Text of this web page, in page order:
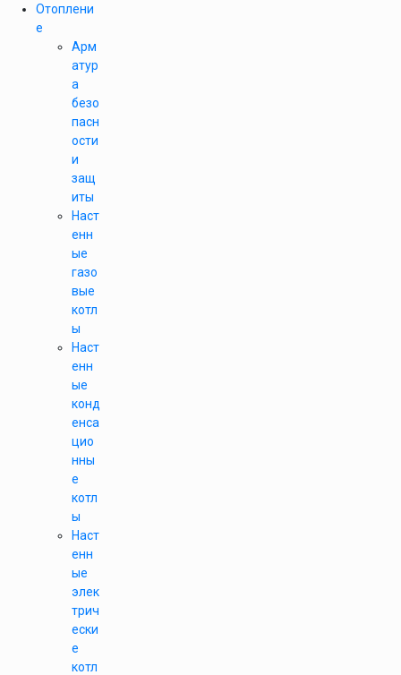
Отоплени
е
Арм
атур
а
безо
пасн
ости
и
защ
иты
Наст
енн
ые
газо
вые
котл
ы
Наст
енн
ые
конд
енса
цио
нны
е
котл
ы
Наст
енн
ые
элек
трич
ески
е
котл